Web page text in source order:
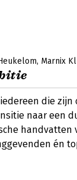
Marnix
die zijn
naar een
handvatten
én